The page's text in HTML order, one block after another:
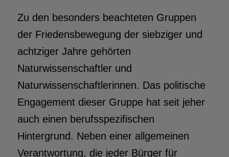
Zu den besonders beachteten Gruppen
der Friedensbewegung der siebziger und
achtziger Jahre gehörten
Naturwissenschaftler und
Naturwissenschaftlerinnen. Das politische
Engagement dieser Gruppe hat seit jeher
auch einen berufsspezifischen
Hintergrund. Neben einer allgemeinen
Verantwortung, die jeder Bürger für